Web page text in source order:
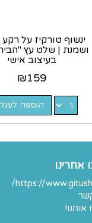
ינשוף טורקיז על
ושמנת | שלט עץ
בעיצוב אישי
₪159
הוספה
אחרינו
https://
אותנו!